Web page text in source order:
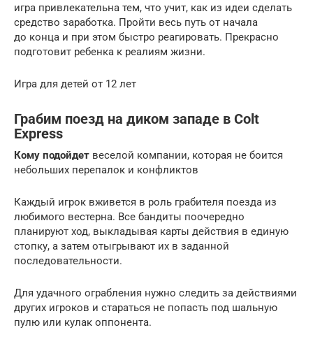
игра привлекательна тем, что учит, как из идеи сделать
средство заработка. Пройти весь путь от начала
до конца и при этом быстро реагировать. Прекрасно
подготовит ребенка к реалиям жизни.
Игра для детей от 12 лет
Грабим поезд на диком западе в Colt
Express
Кому подойдет веселой компании, которая не боится
небольших перепалок и конфликтов
Каждый игрок вживется в роль грабителя поезда из
любимого вестерна. Все бандиты поочередно
планируют ход, выкладывая карты действия в единую
стопку, а затем отыгрывают их в заданной
последовательности.
Для удачного ограбления нужно следить за действиями
других игроков и стараться не попасть под шальную
пулю или кулак оппонента.